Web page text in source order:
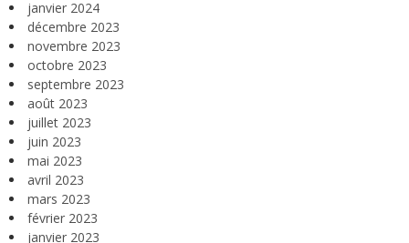
janvier 2024
décembre 2023
novembre 2023
octobre 2023
septembre 2023
août 2023
juillet 2023
juin 2023
mai 2023
avril 2023
mars 2023
février 2023
janvier 2023